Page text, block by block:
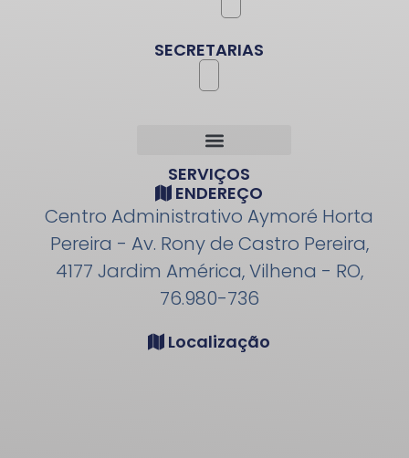
SECRETARIAS
SERVIÇOS
ENDEREÇO
Centro Administrativo Aymoré Horta
Pereira - Av. Rony de Castro Pereira,
4177 Jardim América, Vilhena - RO,
76.980-736
Localização